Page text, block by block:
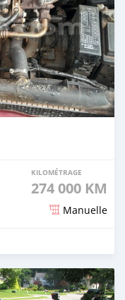
KILOMÉTRAGE
274 000 KM
Manuelle